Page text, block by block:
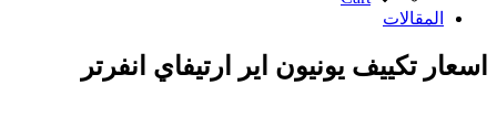
المقالات
اسعار تكييف يونيون اير ارتيفاي انفرتر